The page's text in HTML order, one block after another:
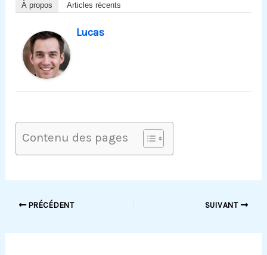
À propos Articles récents
Lucas
Contenu des pages
PRÉCÉDENT SUIVANT